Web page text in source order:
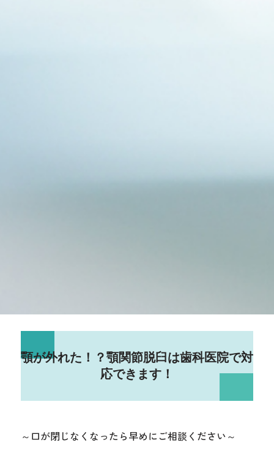
顎が外れた！？顎関節脱臼は歯科医院で対
応できます！
～口が閉じなくなったら早めにご相談ください～